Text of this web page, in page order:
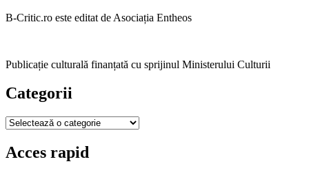
B-Critic.ro este editat de Asociația Entheos
Publicație culturală finanțată cu sprijinul Ministerului Culturii
Categorii
Categorii
Acces rapid